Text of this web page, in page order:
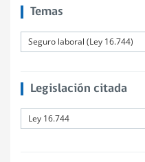
Temas
Seguro laboral (Ley 16.744)
Legislación citada
Ley 16.744